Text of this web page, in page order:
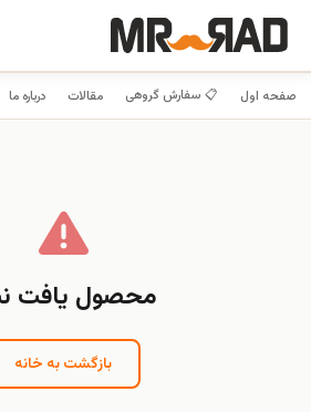
صفحه اول 📋 سفارش گروهی مقالات درباره ما
محصول یافت
بازگشت به خانه